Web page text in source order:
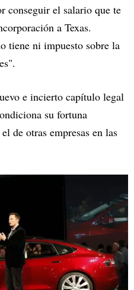
conseguir el salario que te
a Texas.
tiene ni impuesto sobre la
e incierto capítulo legal
su fortuna
de otras empresas en las